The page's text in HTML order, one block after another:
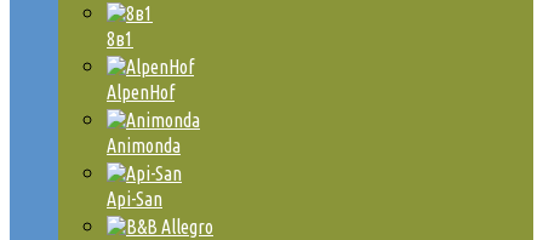
8в1
AlpenHof
Animonda
Api-San